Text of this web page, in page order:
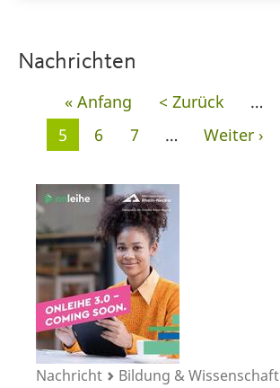
Nachrichten
Seitennummerierung
Erste
Seite
« Anfang
Vorherige
< Zurück …
Aktuelle
5 Seite
6 Seite
7 …
Nächste
Weiter ›
Nachricht Bildung & Wissenschaft